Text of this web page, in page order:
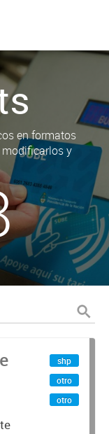
en formatos
y
shp
otro
otro